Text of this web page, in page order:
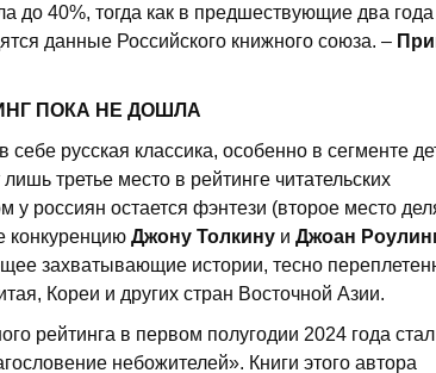
до 40%, тогда как в предшествующие два
данные Российского книжного союза. –
ПОКА НЕ ДОШЛА
русская классика, особенно в сегменте
третье место в рейтинге читательских
россиян остается фэнтези (второе место
конкуренцию Джону Толкину и Джоан
захватывающие истории, тесно
Кореи и других стран Восточной Азии.
рейтинга в первом полугодии 2024 года
небожителей». Книги этого автора